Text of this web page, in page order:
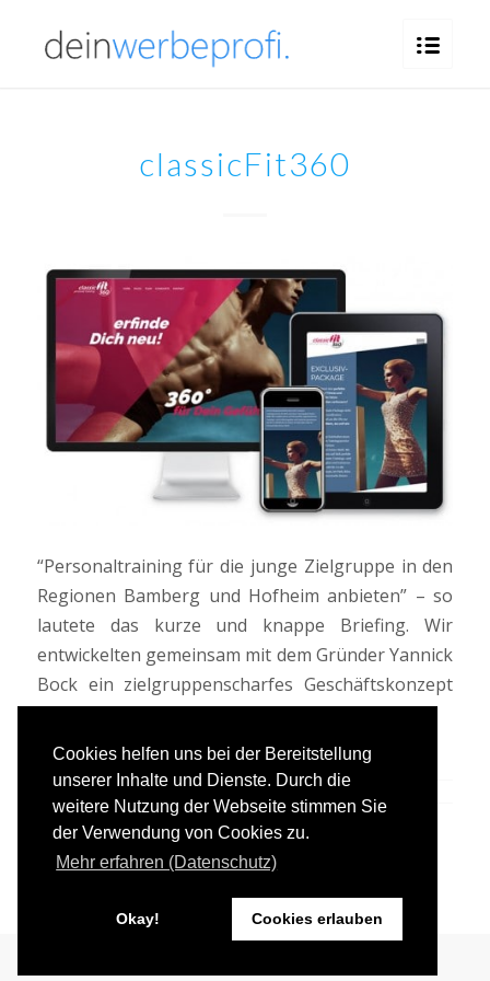
Cookies helfen uns bei der Bereitstellung
unserer Inhalte und Dienste. Durch die
weitere Nutzung der Webseite stimmen Sie
der Verwendung von Cookies zu.
Mehr erfahren (Datenschutz)
Okay! Cookies erlauben
classicFit360
“Personaltraining für die junge Zielgruppe in den
Regionen Bamberg und Hofheim anbieten” – so
lautete das kurze und knappe Briefing. Wir
entwickelten gemeinsam mit dem Gründer Yannick
Bock ein zielgruppenscharfes Geschäftskonzept
und realisierten den gesamten Markenauftritt.